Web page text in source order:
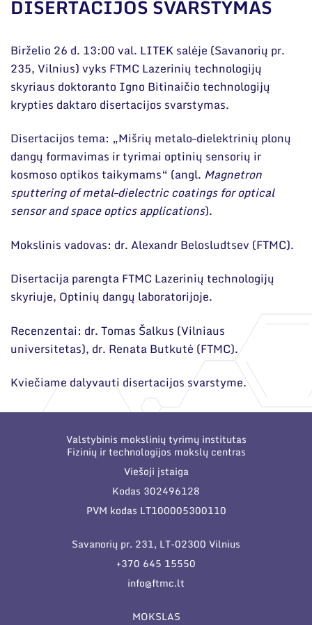
organizacijose bei asociacijose
Bendri rekvizitai
Administracija
Darbuotojų kontaktai
DISERTACIJOS SVARSTYMAS
Birželio 26 d. 13:00 val. LITEK salėje (Savanorių pr.
235, Vilnius) vyks FTMC Lazerinių technologijų
skyriaus doktoranto Igno Bitinaičio technologijų
krypties daktaro disertacijos svarstymas.
Disertacijos tema: „Mišrių metalo–dielektrinių plonų
dangų formavimas ir tyrimai optinių sensorių ir
kosmoso optikos taikymams“ (angl. Magnetron
sputtering of metal–dielectric coatings for optical
sensor and space optics applications).
Mokslinis vadovas: dr. Alexandr Belosludtsev (FTMC).
Disertacija parengta FTMC Lazerinių technologijų
skyriuje, Optinių dangų laboratorijoje.
Recenzentai: dr. Tomas Šalkus (Vilniaus
universitetas), dr. Renata Butkutė (FTMC).
Kviečiame dalyvauti disertacijos svarstyme.
Valstybinis mokslinių tyrimų institutas
Fizinių ir technologijos mokslų centras
Viešoji įstaiga
Kodas 302496128
PVM kodas LT100005300110
Savanorių pr. 231, LT-02300 Vilnius
+370 645 15550
info@ftmc.lt
MOKSLAS